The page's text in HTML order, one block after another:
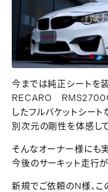
今までは純正シートを
RECARO
したフルバケットシート
別次元の剛性を体感し
そんなオーナー様にも
今後のサーキット走行が
新規でご依頼のN様、